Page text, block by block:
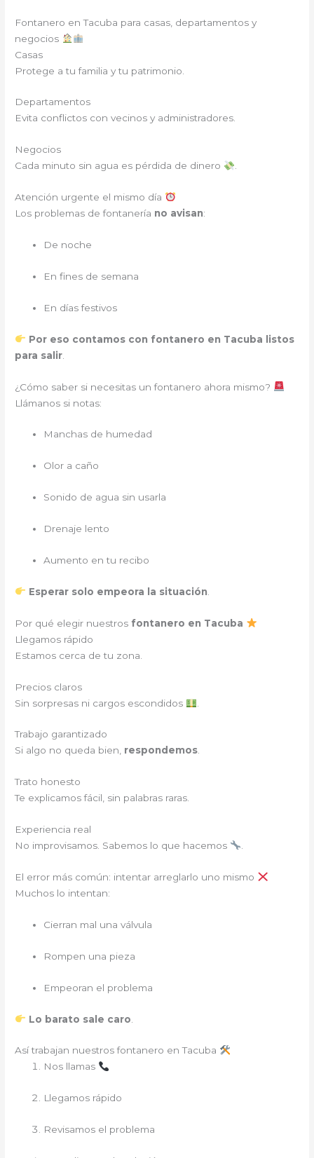
Fontanero en Tacuba para casas, departamentos y
negocios
Casas
Protege a tu familia y tu patrimonio.
Departamentos
Evita conflictos con vecinos y administradores.
Negocios
Cada minuto sin agua es pérdida de dinero
.
Atención urgente el mismo día
Los problemas de fontanería no avisan:
De noche
En fines de semana
En días festivos
Por eso contamos con fontanero en Tacuba listos
para salir
¿Cómo saber si necesitas un fontanero ahora mismo?
Llámanos si notas:
Manchas de humedad
Olor a caño
Sonido de agua sin usarla
Drenaje lento
Aumento en tu recibo
Esperar solo empeora la situación
Por qué elegir nuestros fontanero en Tacuba
Llegamos rápido
Estamos cerca de tu zona.
Precios claros
Sin sorpresas ni cargos escondidos
Trabajo garantizado
Si algo no queda bien, respondemos.
Trato honesto
Te explicamos fácil, sin palabras raras.
Experiencia real
No improvisamos. Sabemos lo que hacemos
El error más común: intentar arreglarlo uno mismo
Muchos lo intentan:
Cierran mal una válvula
Rompen una pieza
Empeoran el problema
Lo barato sale caro
Así trabajan nuestros fontanero en Tacuba
Nos llamas
Llegamos rápido
Revisamos el problema